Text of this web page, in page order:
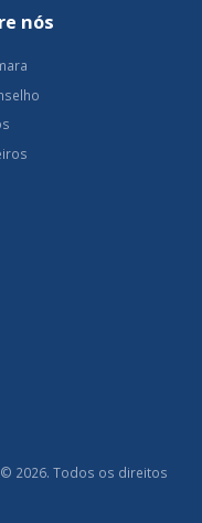
nós
2026. Todos os direitos